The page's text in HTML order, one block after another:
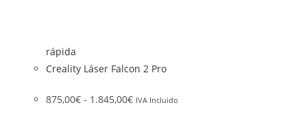
rápida
Creality Láser Falcon 2 Pro
875,00€ - 1.845,00€ IVA Incluido